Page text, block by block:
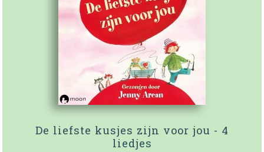
De liefste kusjes zijn voor jou - 4
liedjes